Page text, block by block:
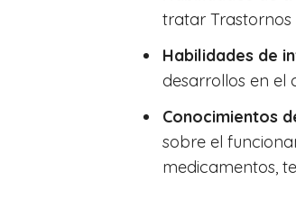
tratar Trastornos
Habilidades de
desarrollos en el
Conocimientos
sobre el
medicamentos,